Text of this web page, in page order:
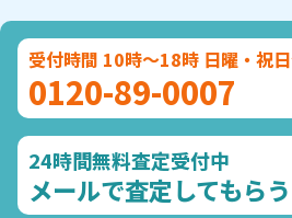
受付時間 10時～18時 日曜・祝
0120-89-0007
24時間無料査定受付中
メールで査定してもらう